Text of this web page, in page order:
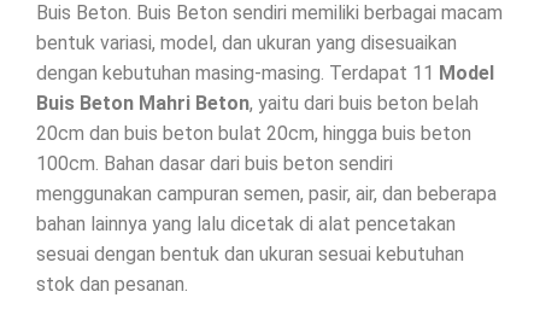
Buis Beton. Buis Beton sendiri memiliki berbagai macam
bentuk variasi, model, dan ukuran yang disesuaikan
dengan kebutuhan masing-masing. Terdapat 11 Model
Buis Beton Mahri Beton, yaitu dari buis beton belah
20cm dan buis beton bulat 20cm, hingga buis beton
100cm. Bahan dasar dari buis beton sendiri
menggunakan campuran semen, pasir, air, dan beberapa
bahan lainnya yang lalu dicetak di alat pencetakan
sesuai dengan bentuk dan ukuran sesuai kebutuhan
stok dan pesanan.